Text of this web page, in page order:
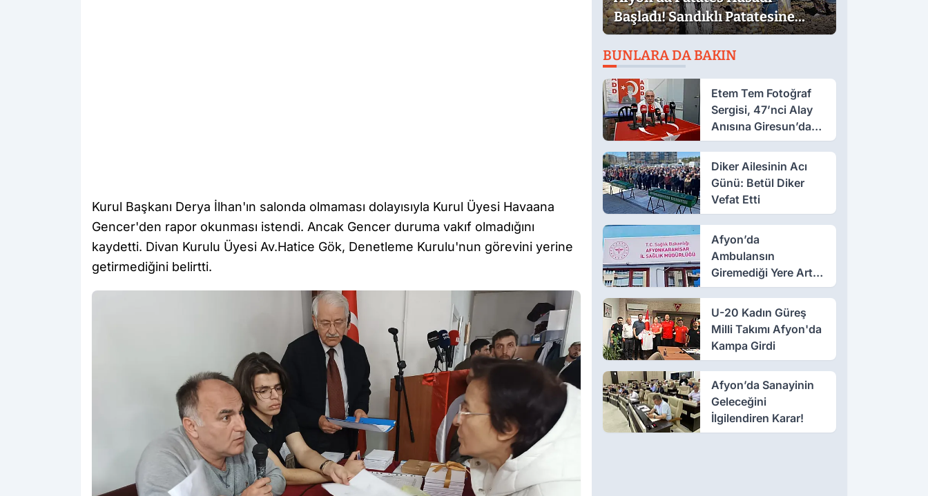
Kurul Başkanı Derya İlhan'ın salonda olmaması dolayısıyla Kurul Üyesi Havaana
Gencer'den rapor okunması istendi. Ancak Gencer duruma vakıf olmadığını
kaydetti. Divan Kurulu Üyesi Av.Hatice Gök, Denetleme Kurulu'nun görevini yerine
getirmediğini belirtti.
Başladı! Sandıklı Patatesine
Yoğun İlgi
BUNLARA DA BAKIN
Etem Tem Fotoğraf
Sergisi, 47’nci Alay
Anısına Giresun’da
Açılacak
Diker Ailesinin Acı
Günü: Betül Diker
Vefat Etti
Afyon’da
Ambulansın
Giremediği Yere Artık
112 Gidecek!
U-20 Kadın Güreş
Milli Takımı Afyon'da
Kampa Girdi
Afyon’da Sanayinin
Geleceğini
İlgilendiren Karar!